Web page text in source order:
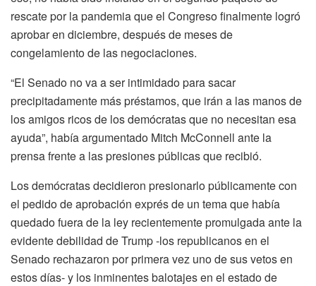
rescate por la pandemia que el Congreso finalmente logró
aprobar en diciembre, después de meses de
congelamiento de las negociaciones.
“El Senado no va a ser intimidado para sacar
precipitadamente más préstamos, que irán a las manos de
los amigos ricos de los demócratas que no necesitan esa
ayuda”, había argumentado Mitch McConnell ante la
prensa frente a las presiones públicas que recibió.
Los demócratas decidieron presionarlo públicamente con
el pedido de aprobación exprés de un tema que había
quedado fuera de la ley recientemente promulgada ante la
evidente debilidad de Trump -los republicanos en el
Senado rechazaron por primera vez uno de sus vetos en
estos días- y los inminentes balotajes en el estado de